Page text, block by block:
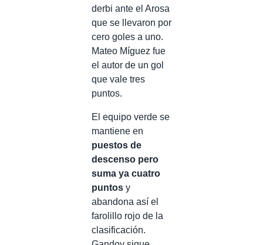
derbi ante el Arosa
que se llevaron por
cero goles a uno.
Mateo Míguez fue
el autor de un gol
que vale tres
puntos.
El equipo verde se
mantiene en
puestos de
descenso pero
suma ya cuatro
puntos y
abandona así el
farolillo rojo de la
clasificación.